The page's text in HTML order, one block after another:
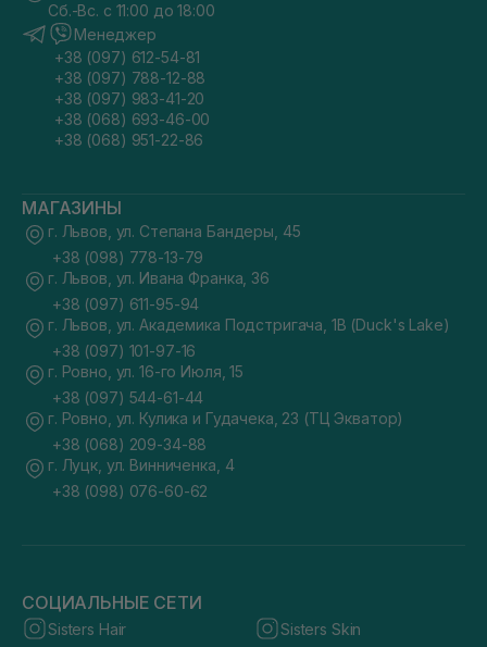
Сб.-Вс. с 11:00 до 18:00
Менеджер
+38 (097) 612-54-81
+38 (097) 788-12-88
+38 (097) 983-41-20
+38 (068) 693-46-00
+38 (068) 951-22-86
МАГАЗИНЫ
г. Львов, ул. Степана Бандеры, 45
+38 (098) 778-13-79
г. Львов, ул. Ивана Франка, 36
+38 (097) 611-95-94
г. Львов, ул. Академика Подстригача, 1В (Duck's Lake)
+38 (097) 101-97-16
г. Ровно, ул. 16-го Июля, 15
+38 (097) 544-61-44
г. Ровно, ул. Кулика и Гудачека, 23 (ТЦ Экватор)
+38 (068) 209-34-88
г. Луцк, ул. Винниченка, 4
+38 (098) 076-60-62
СОЦИАЛЬНЫЕ СЕТИ
Sisters Hair Sisters Skin